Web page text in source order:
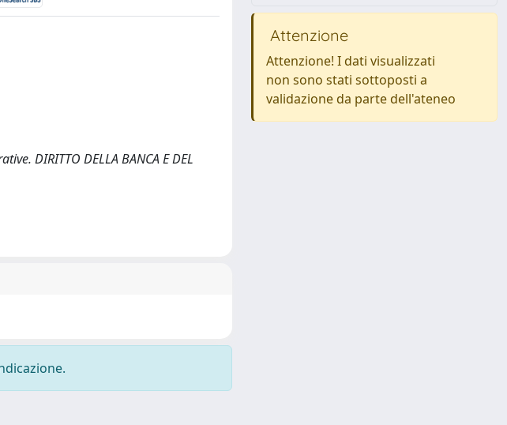
DIRITTO DELLA BANCA E DEL
Attenzione
Attenzione! I dati visualizzati
non sono stati sottoposti a
validazione da parte dell'ateneo